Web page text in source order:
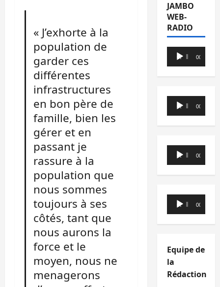
« J’exhorte à la
population de
garder ces
différentes
infrastructures
en bon père de
famille, bien les
gérer et en
passant je
rassure à la
population que
nous sommes
toujours à ses
côtés, tant que
nous aurons la
force et le
moyen, nous ne
menagerons
JAMBO
WEB-
RADIO
Lecteur
audio
00:00 00:00
Lecteur
audio
00:00 00:00
Lecteur
audio
00:00 00:00
Lecteur
audio
00:00 00:00
Equipe de
la
Rédaction